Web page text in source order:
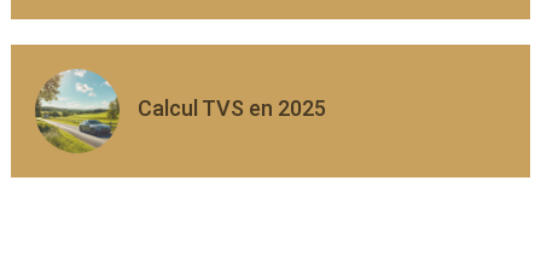
Calcul TVS en 2025